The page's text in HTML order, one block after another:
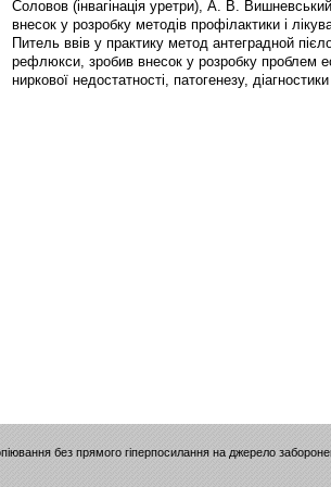
Соловов (інвагінація уретри), А. В.
внесок у розробку методів профілактики і
Питель ввів у практику метод антеградной
рефлюкси, зробив внесок у розробку проблем
ниркової недостатності, патогенезу,
без прямого гіперпосилання на джерело